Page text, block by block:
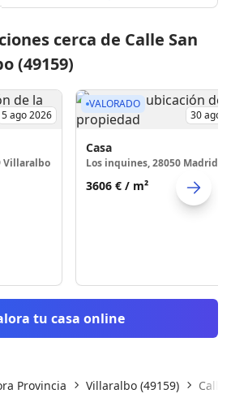
cerca de Calle San
(49159)
5 ago 2026
Villaralbo
VALORADO
30 ago
Casa
Los inquines, 28050 Madrid
3606 € / m²
tu casa online
Provincia Villaralbo (49159) Calle